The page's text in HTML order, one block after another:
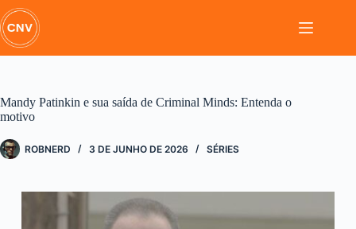
Pular
para
o
conteúdo
Mandy Patinkin e sua saída de Criminal Minds: Entenda o
motivo
ROBNERD 3 DE JUNHO DE 2026 SÉRIES